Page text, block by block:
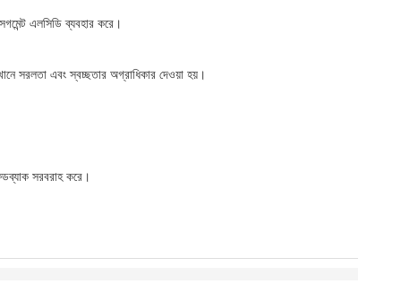
এলসিডি ব্যবহার করে।
সরলতা এবং স্বচ্ছতার অগ্রাধিকার দেওয়া হয়।
সরবরাহ করে।